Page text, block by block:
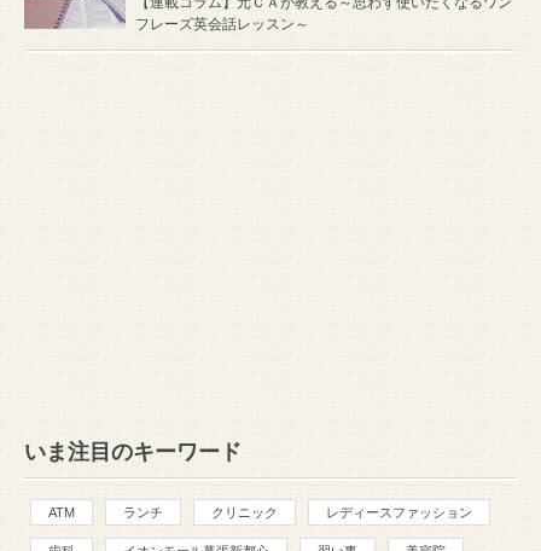
フレーズ英会話レッスン～
いま注目のキーワード
ATM ランチ クリニック レディースファッション